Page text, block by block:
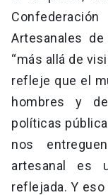
Artesanales
“más allá de
refleje que el
hombres y
políticas
nos
artesanal es
reflejada. Y